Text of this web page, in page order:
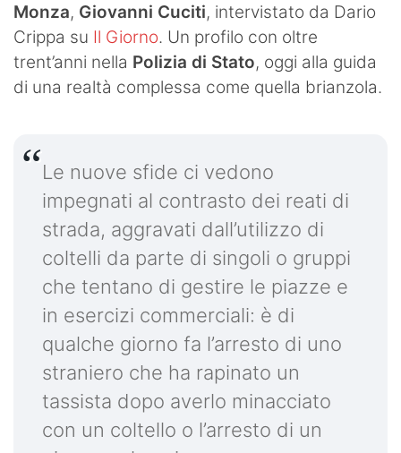
Monza, Giovanni Cuciti, intervistato da Dario
Crippa su Il Giorno. Un profilo con oltre
trent’anni nella Polizia di Stato, oggi alla guida
di una realtà complessa come quella brianzola.
Le nuove sfide ci vedono
impegnati al contrasto dei reati di
strada, aggravati dall’utilizzo di
coltelli da parte di singoli o gruppi
che tentano di gestire le piazze e
in esercizi commerciali: è di
qualche giorno fa l’arresto di uno
straniero che ha rapinato un
tassista dopo averlo minacciato
con un coltello o l’arresto di un